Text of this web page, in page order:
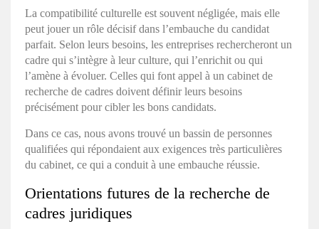
La compatibilité culturelle est souvent négligée, mais elle
peut jouer un rôle décisif dans l’embauche du candidat
parfait. Selon leurs besoins, les entreprises rechercheront un
cadre qui s’intègre à leur culture, qui l’enrichit ou qui
l’amène à évoluer. Celles qui font appel à un cabinet de
recherche de cadres doivent définir leurs besoins
précisément pour cibler les bons candidats.
Dans ce cas, nous avons trouvé un bassin de personnes
qualifiées qui répondaient aux exigences très particulières
du cabinet, ce qui a conduit à une embauche réussie.
Orientations futures de la recherche de
cadres juridiques